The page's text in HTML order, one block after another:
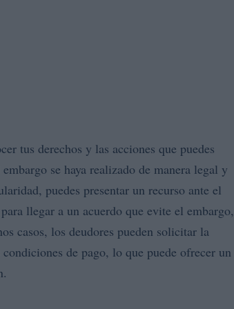
tus derechos y las acciones que puedes
se haya realizado de manera legal y
puedes presentar un recurso ante el
llegar a un acuerdo que evite el embargo,
casos, los deudores pueden solicitar la
de pago, lo que puede ofrecer un